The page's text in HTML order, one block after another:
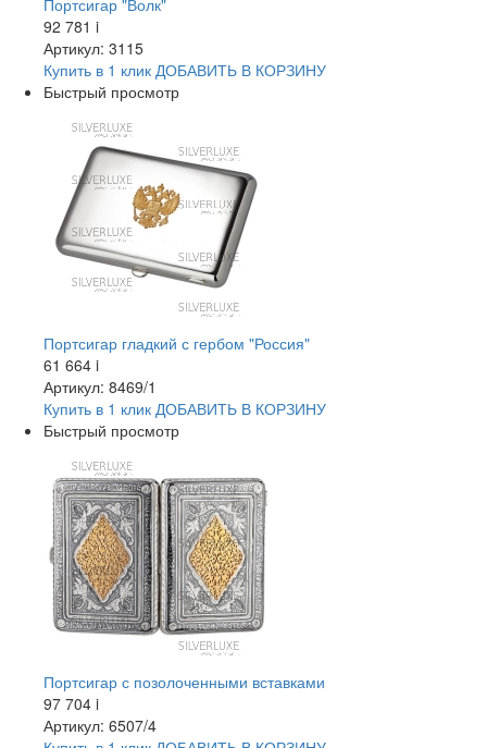
Портсигар "Волк"
92 781 i
Артикул: 3115
Купить в 1 клик ДОБАВИТЬ В КОРЗИНУ
Быстрый просмотр
Портсигар гладкий с гербом "Россия"
61 664 i
Артикул: 8469/1
Купить в 1 клик ДОБАВИТЬ В КОРЗИНУ
Быстрый просмотр
Портсигар с позолоченными вставками
97 704 i
Артикул: 6507/4